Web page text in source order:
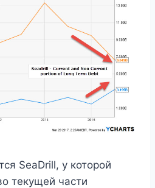
SeaDrill, у которой
текущей части